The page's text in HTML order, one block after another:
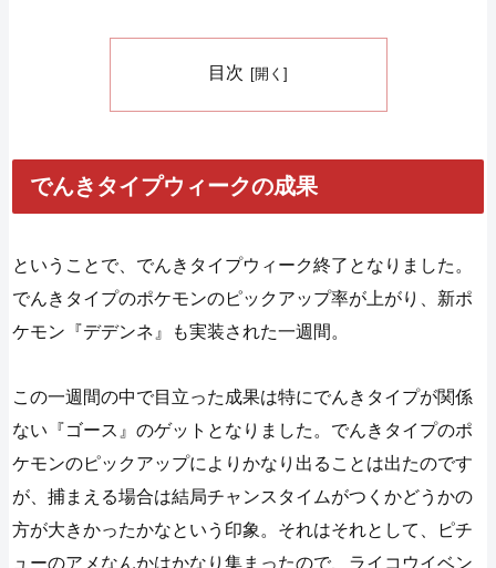
目次
でんきタイプウィークの成果
ということで、でんきタイプウィーク終了となりました。
でんきタイプのポケモンのピックアップ率が上がり、新ポ
ケモン『デデンネ』も実装された一週間。
この一週間の中で目立った成果は特にでんきタイプが関係
ない『ゴース』のゲットとなりました。でんきタイプのポ
ケモンのピックアップによりかなり出ることは出たのです
が、捕まえる場合は結局チャンスタイムがつくかどうかの
方が大きかったかなという印象。それはそれとして、ピチ
ューのアメなんかはかなり集まったので、ライコウイベン